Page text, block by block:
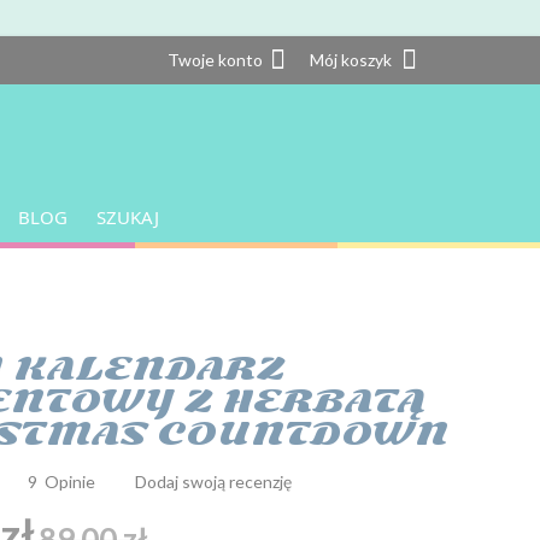
Twoje konto
Twoje konto Mój koszyk
BLOG SZUKAJ
Z HERBATĄ
COUNTDOWN
9 Opinie Dodaj swoją recenzję